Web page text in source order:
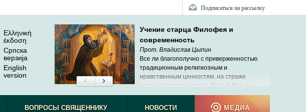
Подписаться на рассылку
Ελληνική
έκδοση
Српска
верзиjа
English
version
Учение старца Филофея и
современность
Прот. Владислав Цыпин
Все ли благополучно с приверженностью
традиционным религиозным и
нравственным ценностям, на страже
которых призван стоять Третий Рим, в
современной России?
ВОПРОСЫ СВЯЩЕННИКУ НОВОСТИ МЕДИА